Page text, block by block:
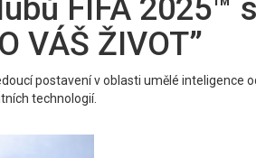
FIFA 2025™
VÁŠ ŽIVOT”
postavení v oblasti umělé inteligence
technologií.